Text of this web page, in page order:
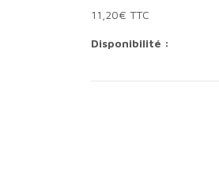
11,20€ TTC
Disponibilité :